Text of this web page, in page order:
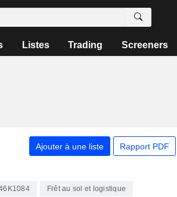
Listes Trading Screeners
Ajouter à une liste Rapport PDF
Frêt au sol et logistique